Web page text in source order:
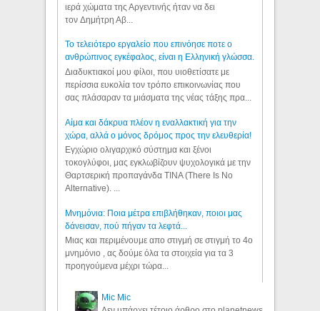
ιερά χώματα της Αργεντινής ήταν να δει
τον Δημήτρη Αβ...
Το τελειότερο εργαλείο που επινόησε ποτε ο
ανθρώπινος εγκέφαλος, είναι η Ελληνική γλώσσα.
Διαδυκτιακοί μου φίλοι, που υιοθετίσατε με
περίσσια ευκολία τον τρόπο επικοινωνίας που
σας πλάσαραν τα μιάσματα της νέας τάξης πρα...
Αίμα και δάκρυα πλέον η εναλλακτική για την
χώρα, αλλά ο μόνος δρόμος προς την ελευθερία!
Εγχώριο ολιγαρχικό σύστημα και ξένοι
τοκογλύφοι, μας εγκλωβίζουν ψυχολογικά με την
Θαρτσερική προπαγάνδα TINA (There Is No
Alternative). ...
Μνημόνια: Ποια μέτρα επιβλήθηκαν, ποιοι μας
δάνεισαν, πού πήγαν τα λεφτά...
Μιας και περιμένουμε απο στιγμή σε στιγμή το 4ο
μνημόνιο , ας δούμε όλα τα στοιχεία για τα 3
προηγούμενα μέχρι τώρα...
Mic Mic